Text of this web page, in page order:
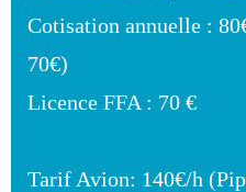
Cotisation annuelle :
70€)
Licence FFA : 70 €
Tarif Avion: 140€/h